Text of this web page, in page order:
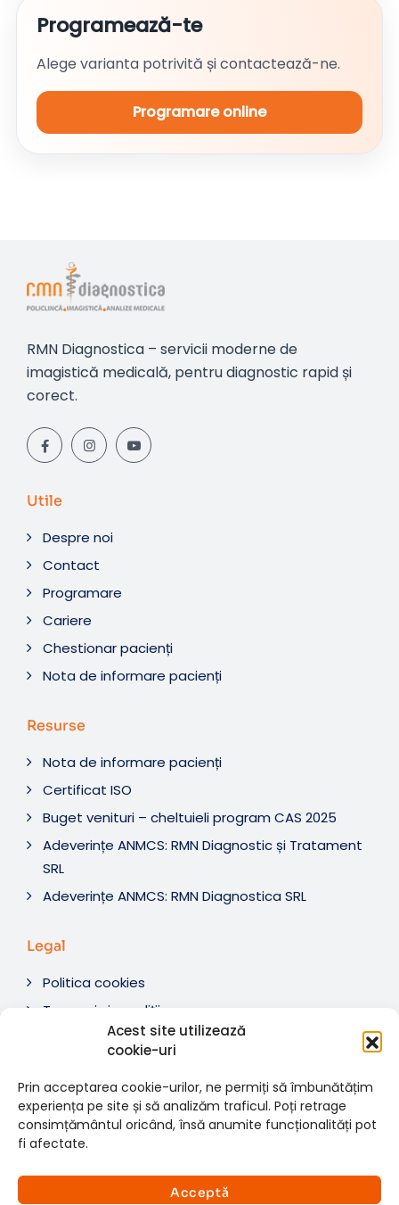
Acest site utilizează
cookie-uri
Prin acceptarea cookie-urilor, ne permiți să îmbunătățim
experiența pe site și să analizăm traficul. Poți retrage
consimțământul oricând, însă anumite funcționalități pot
fi afectate.
Acceptă
Programează-te
Alege varianta potrivită și contactează-ne.
Programare online
RMN Diagnostica – servicii moderne de
imagistică medicală, pentru diagnostic rapid și
corect.
Utile
Despre noi
Contact
Programare
Cariere
Chestionar pacienți
Nota de informare pacienți
Resurse
Nota de informare pacienți
Certificat ISO
Buget venituri – cheltuieli program CAS 2025
Adeverințe ANMCS: RMN Diagnostic și Tratament
SRL
Adeverințe ANMCS: RMN Diagnostica SRL
Legal
Politica cookies
Termeni si condiții
Soluționare litigii
rezervate.
×
Consultații si investigații